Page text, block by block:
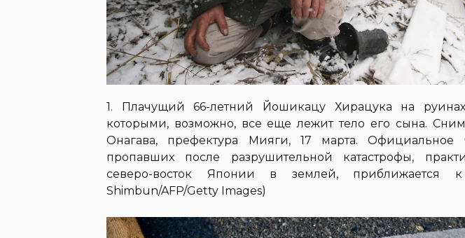
1. Плачущий 66-летний Йошикацу Хирацука на
которыми, возможно, все еще лежит тело его сына.
Онагава, префектура Мияги, 17 марта.
пропавших после разрушительной катастрофы,
северо-восток Японии в землей, приближается
Shimbun/AFP/Getty Images)